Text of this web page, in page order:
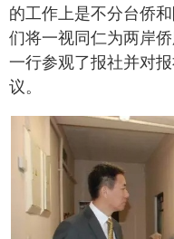
的工作上是不分台侨
们将一视同仁为两岸
一行参观了报社并对
议。